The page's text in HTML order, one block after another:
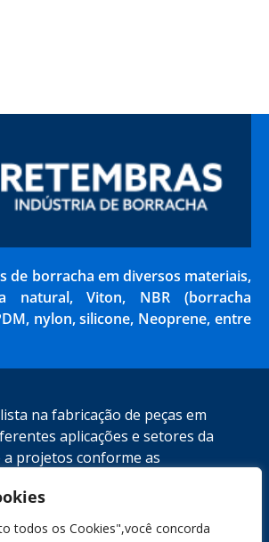
todos os Cookies",você concorda
de borracha em diversos materiais,
natural, Viton, NBR (borracha
nylon, silicone, Neoprene, entre
na fabricação de peças em
aplicações e setores da
a projetos conforme as
(11) 4395-7360